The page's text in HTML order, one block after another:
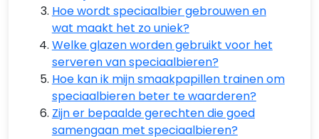
Hoe wordt speciaalbier gebrouwen en
wat maakt het zo uniek?
Welke glazen worden gebruikt voor het
serveren van speciaalbieren?
Hoe kan ik mijn smaakpapillen trainen om
speciaalbieren beter te waarderen?
Zijn er bepaalde gerechten die goed
samengaan met speciaalbieren?